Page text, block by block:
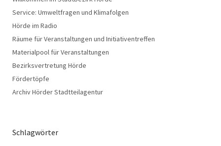
Service: Umweltfragen und Klimafolgen
Hörde im Radio
Räume für Veranstaltungen und Initiativentreffen
Materialpool für Veranstaltungen
Bezirksvertretung Hörde
Fördertöpfe
Archiv Hörder Stadtteilagentur
Schlagwörter